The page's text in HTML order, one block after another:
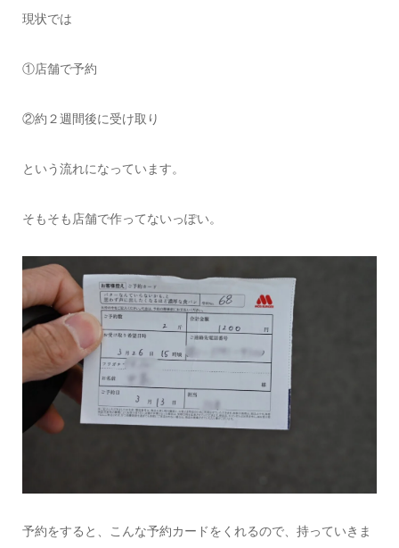
現状では
①店舗で予約
②約２週間後に受け取り
という流れになっています。
そもそも店舗で作ってないっぽい。
予約をすると、こんな予約カードをくれるので、持っていきま